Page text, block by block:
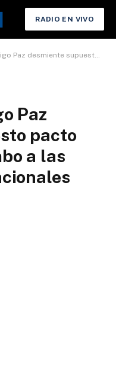
RADIO EN VIVO
pacto con Manfred rumbo a las elecciones subnacionales
Paz
pacto
a las